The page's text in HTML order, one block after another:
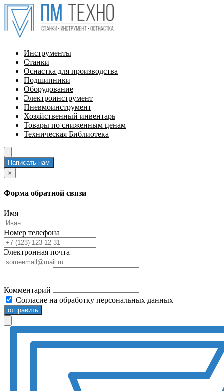
Инструменты
Станки
Оснастка для производства
Подшипники
Оборудование
Электроинструмент
Пневмоинструмент
Хозяйственный инвентарь
Товары по сниженным ценам
Техническая Библиотека
Написать нам
×
Форма обратной связи
Имя
Номер телефона
Электронная почта
Комментарий
Согласие на обработку персональных данных
отправить